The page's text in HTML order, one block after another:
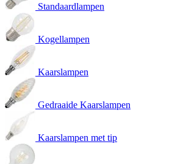
Standaardlampen
Kogellampen
Kaarslampen
Gedraaide Kaarslampen
Kaarslampen met tip